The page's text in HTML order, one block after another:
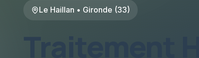
Le Haillan • Gironde (33)